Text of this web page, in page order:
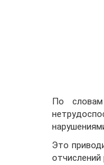
По
Это